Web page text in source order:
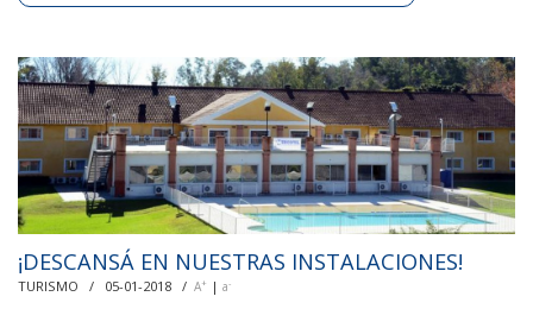
¡DESCANSÁ EN NUESTRAS INSTALACIONES!
TURISMO / 05-01-2018 / A+ | a-